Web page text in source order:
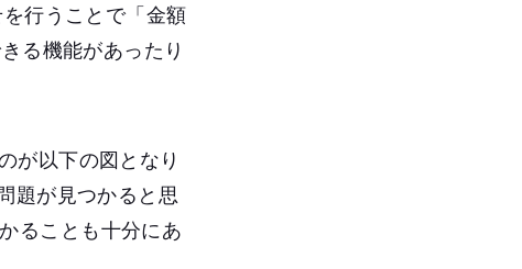
行うことで「金額
る機能があったり
が以下の図となり
題が見つかると思
ることも十分にあ